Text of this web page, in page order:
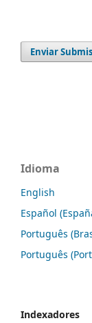
Enviar
Idioma
English
Español
Português
Português
Indexadores